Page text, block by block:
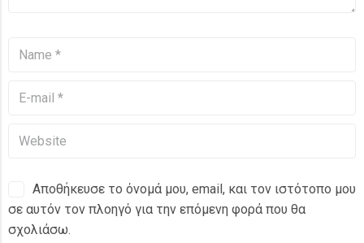
Αποθήκευσε το όνομά μου, email, και τον ιστότοπο μου
σε αυτόν τον πλοηγό για την επόμενη φορά που θα
σχολιάσω.